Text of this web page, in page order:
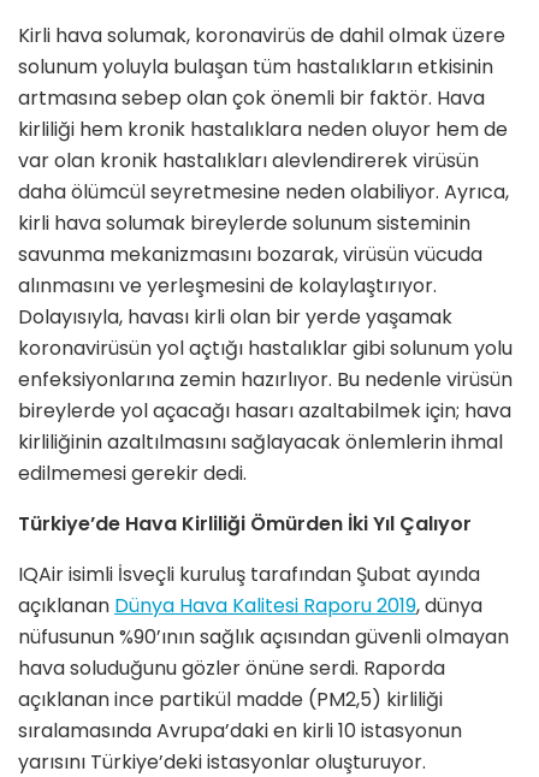
Kirli hava solumak, koronavirüs de dahil olmak üzere
solunum yoluyla bulaşan tüm hastalıkların etkisinin
artmasına sebep olan çok önemli bir faktör. Hava
kirliliği hem kronik hastalıklara neden oluyor hem de
var olan kronik hastalıkları alevlendirerek virüsün
daha ölümcül seyretmesine neden olabiliyor. Ayrıca,
kirli hava solumak bireylerde solunum sisteminin
savunma mekanizmasını bozarak, virüsün vücuda
alınmasını ve yerleşmesini de kolaylaştırıyor.
Dolayısıyla, havası kirli olan bir yerde yaşamak
koronavirüsün yol açtığı hastalıklar gibi solunum yolu
enfeksiyonlarına zemin hazırlıyor. Bu nedenle virüsün
bireylerde yol açacağı hasarı azaltabilmek için; hava
kirliliğinin azaltılmasını sağlayacak önlemlerin ihmal
edilmemesi gerekir dedi.
Türkiye’de Hava Kirliliği Ömürden İkiYıl Çalıyor
IQAir isimli İsveçli kuruluş tarafından Şubat ayında
açıklanan Dünya Hava Kalitesi Raporu 2019, dünya
nüfusunun %90’ının sağlık açısından güvenli olmayan
hava soluduğunu gözler önüne serdi. Raporda
açıklanan ince partikül madde (PM2,5) kirliliği
sıralamasında Avrupa’daki en kirli 10 istasyonun
yarısını Türkiye’deki istasyonlar oluşturuyor.